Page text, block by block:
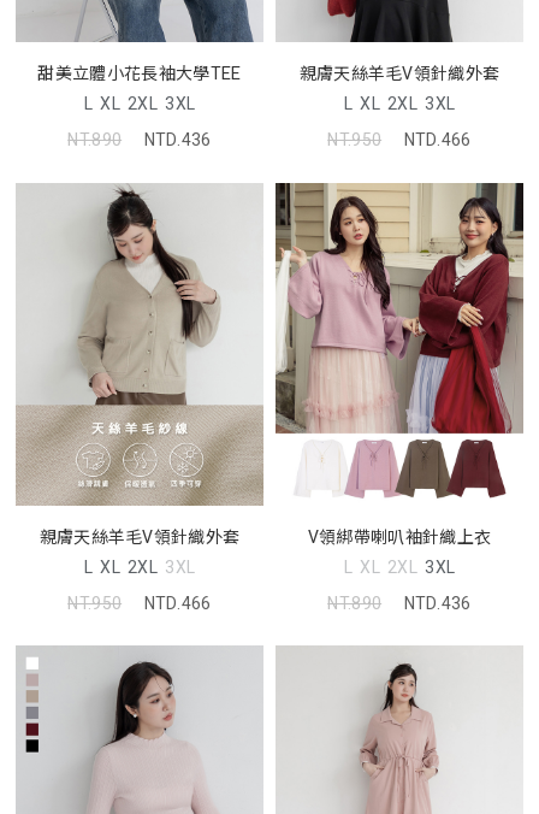
甜美立體小花長袖大學TEE
L XL 2XL 3XL
NT.890
NTD.436
親膚天絲羊毛V領針織外套
L XL 2XL 3XL
NT.950
NTD.466
親膚天絲羊毛V領針織外套
L XL 2XL 3XL
NT.950
NTD.466
V領綁帶喇叭袖針織上衣
L XL 2XL 3XL
NT.890
NTD.436